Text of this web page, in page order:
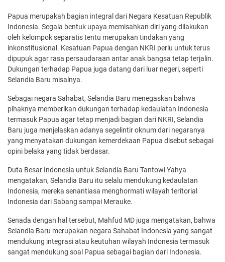
Papua merupakah bagian integral dari Negara Kesatuan Republik
Indonesia. Segala bentuk upaya memisahkan diri yang dilakukan
oleh kelompok separatis tentu merupakan tindakan yang
inkonstitusional. Kesatuan Papua dengan NKRI perlu untuk terus
dipupuk agar rasa persaudaraan antar anak bangsa tetap terjalin.
Dukungan terhadap Papua juga datang dari luar negeri, seperti
Selandia Baru misalnya.
Sebagai negara Sahabat, Selandia Baru menegaskan bahwa
pihaknya memberikan dukungan terhadap kedaulatan Indonesia
termasuk Papua agar tetap menjadi bagian dari NKRI, Selandia
Baru juga menjelaskan adanya segelintir oknum dari negaranya
yang menyatakan dukungan kemerdekaan Papua disebut sebagai
opini belaka yang tidak berdasar.
Duta Besar Indonesia untuk Selandia Baru Tantowi Yahya
mengatakan, Selandia Baru itu selalu mendukung kedaulatan
Indonesia, mereka senantiasa menghormati wilayah teritorial
Indonesia dari Sabang sampai Merauke.
Senada dengan hal tersebut, Mahfud MD juga mengatakan, bahwa
Selandia Baru merupakan negara Sahabat Indonesia yang sangat
mendukung integrasi atau keutuhan wilayah Indonesia termasuk
sangat mendukung soal Papua sebagai bagian dari Indonesia.